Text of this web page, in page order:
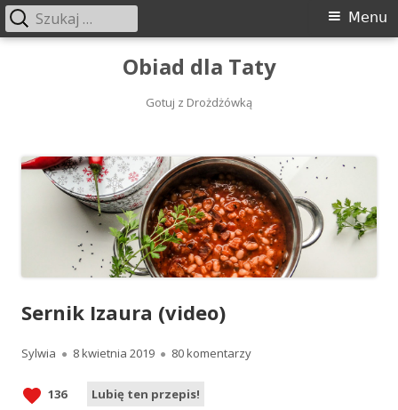
Obiad dla Taty
Gotuj z Drożdżówką
Menu
Menu
Szukaj:
Sernik Izaura (video)
Autor
Sylwia Opublikowano
8 kwietnia 2019 80 komentarzydo Sernik Izaura (video)
136 Lubię ten przepis!